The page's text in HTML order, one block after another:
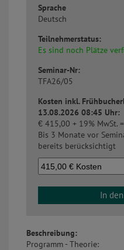
Sprache
Deutsch
Teilnehmerstatus:
Es sind noch Plätze
Seminar-Nr:
TFA26/05
Kosten inkl.
13.08.2026 08:45 Uhr:
€ 415,00 + 19% MwSt. =
Bis 3 Monate vor
bereits berücksichtigt
In
Beschreibung:
Programm - Theorie: